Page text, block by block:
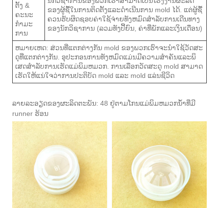
ຕັ້ງ &
ຄະນະ
ກໍາມະ
ການ
ຂອງຜູ້ຊື້ໃນການຕິດຕັ້ງແລະດໍາເນີນການ mold ໄດ້. ແຕ່ຜູ້ຊື້
ຄວນຮັບຜິດຊອບຄ່າໃຊ້ຈ່າຍທັງຫມົດສໍາລັບການເດີນທາງ
ຂອງນັກວິຊາການ (ລວມທັງປີ້ຍົນ, ຄ່າທີ່ພັກແລະເງິນເດືອນ)
ຫມາຍເຫດ: ສ່ວນທີ່ແຕກຕ່າງກັນ mold ຂອງພວກເຮົາຈະນໍາໃຊ້ວັດສະ
ດຸທີ່ແຕກຕ່າງກັນ. ອຸປະກອນການທັງຫມົດແມ່ນມີຄວາມສໍາຄັນແລະພິ
ເສດສໍາລັບການເຮັດແມ່ພິມຫມວກ. ການເລືອກວັດສະດຸ mold ສາມາດ
ເຮັດໃຫ້ແນ່ໃຈວ່າການປະຕິບັດ mold ແລະ mold ແລ່ນຊີວິດ
ລາຍ​ລະ​ອຽດ​ຂອງ​ຜະ​ລິດ​ຕະ​ພັນ​: 48 ຢູ່​ຕາມ​ໂກນ​ແມ່​ພິມ​ຫມວກ​ນ​້​ໍ​າ​ທີ່​ມີ
runner ຮ້ອນ​